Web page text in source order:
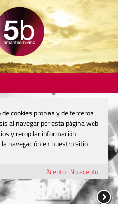
cookies propias y de terceros
al navegar por esta página web
y recopilar información
navegación en nuestro sitio
Acepto· No acepto